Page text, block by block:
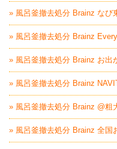
» 風呂釜撤去処分 Brainz なび
» 風呂釜撤去処分 Brainz
» 風呂釜撤去処分 Brainz お出
» 風呂釜撤去処分 Brainz
» 風呂釜撤去処分 Brainz @粗
» 風呂釜撤去処分 Brainz 全国